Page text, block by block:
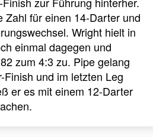
Zahl für einen 14-Darter und
Wright hielt in
einmal dagegen und
zum 4:3 zu. Pipe gelang
und im letzten Leg
er es mit einem 12-Darter